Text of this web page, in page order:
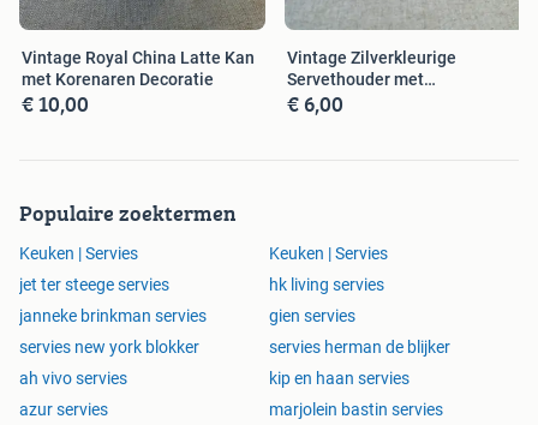
Vintage Royal China Latte Kan
met Korenaren Decoratie
€ 10,00
Vintage Zilverkleurige
Servethouder met
Schelpdesign
€ 6,00
Populaire zoektermen
Keuken | Servies
Keuken | Servies
jet ter steege servies
hk living servies
janneke brinkman servies
gien servies
servies new york blokker
servies herman de blijker
ah vivo servies
kip en haan servies
azur servies
marjolein bastin servies